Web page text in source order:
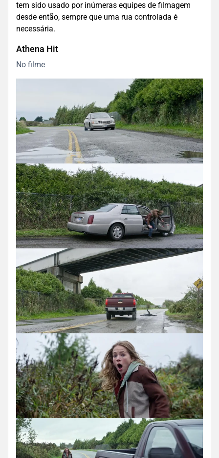
tem sido usado por inúmeras equipes de filmagem
desde então, sempre que uma rua controlada é
necessária.
Athena Hit
No filme